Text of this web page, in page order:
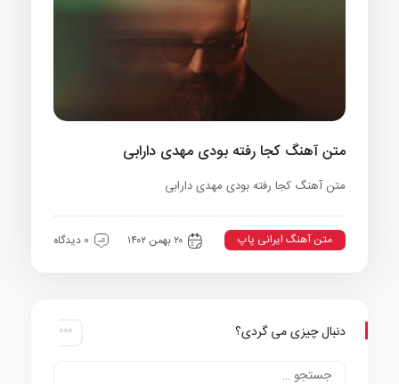
متن آهنگ کجا رفته بودی مهدی دارابی
متن آهنگ کجا رفته بودی مهدی دارابی
متن آهنگ ایرانی پاپ ۲۰ بهمن ۱۴۰۲ 0 دیدگاه
دنبال چیزی می گردی؟